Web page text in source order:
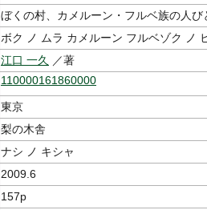
ぼくの村、カメルーン・フルベ族の人
ボク ノ ムラ カメルーン フルベゾク ノ
江口 一久
／著
110000161860000
東京
梨の木舎
ナシ ノ キシャ
2009.6
157p